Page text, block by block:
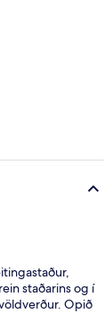
staðarins og í
Opið